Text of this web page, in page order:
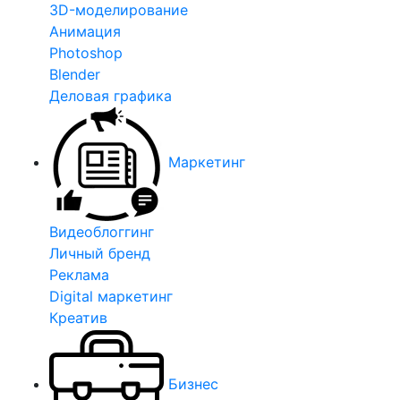
3D-моделирование
Анимация
Photoshop
Blender
Деловая графика
Маркетинг
Видеоблоггинг
Личный бренд
Реклама
Digital маркетинг
Креатив
Бизнес